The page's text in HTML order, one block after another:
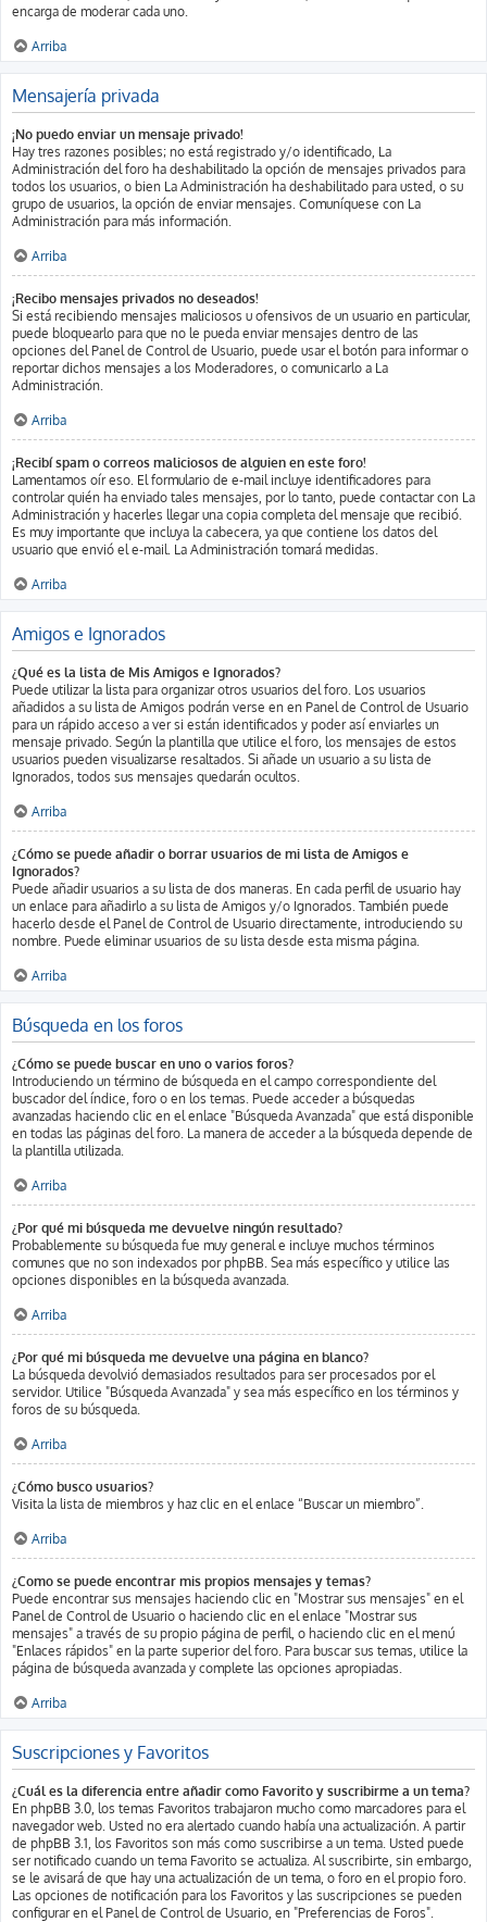
encarga de moderar cada uno.
Arriba
Mensajería privada
¡No puedo enviar un mensaje privado!
Hay tres razones posibles; no está registrado y/o identificado, La
Administración del foro ha deshabilitado la opción de mensajes privados para
todos los usuarios, o bien La Administración ha deshabilitado para usted, o su
grupo de usuarios, la opción de enviar mensajes. Comuníquese con La
Administración para más información.
Arriba
¡Recibo mensajes privados no deseados!
Si está recibiendo mensajes maliciosos u ofensivos de un usuario en particular,
puede bloquearlo para que no le pueda enviar mensajes dentro de las
opciones del Panel de Control de Usuario, puede usar el botón para informar o
reportar dichos mensajes a los Moderadores, o comunicarlo a La
Administración.
Arriba
¡Recibí spam o correos maliciosos de alguien en este foro!
Lamentamos oír eso. El formulario de e-mail incluye identificadores para
controlar quién ha enviado tales mensajes, por lo tanto, puede contactar con La
Administración y hacerles llegar una copia completa del mensaje que recibió.
Es muy importante que incluya la cabecera, ya que contiene los datos del
usuario que envió el e-mail. La Administración tomará medidas.
Arriba
Amigos e Ignorados
¿Qué es la lista de Mis Amigos e Ignorados?
Puede utilizar la lista para organizar otros usuarios del foro. Los usuarios
añadidos a su lista de Amigos podrán verse en en Panel de Control de Usuario
para un rápido acceso a ver si están identificados y poder así enviarles un
mensaje privado. Según la plantilla que utilice el foro, los mensajes de estos
usuarios pueden visualizarse resaltados. Si añade un usuario a su lista de
Ignorados, todos sus mensajes quedarán ocultos.
Arriba
¿Cómo se puede añadir o borrar usuarios de mi lista de Amigos e
Ignorados?
Puede añadir usuarios a su lista de dos maneras. En cada perfil de usuario hay
un enlace para añadirlo a su lista de Amigos y/o Ignorados. También puede
hacerlo desde el Panel de Control de Usuario directamente, introduciendo su
nombre. Puede eliminar usuarios de su lista desde esta misma página.
Arriba
Búsqueda en los foros
¿Cómo se puede buscar en uno o varios foros?
Introduciendo un término de búsqueda en el campo correspondiente del
buscador del índice, foro o en los temas. Puede acceder a búsquedas
avanzadas haciendo clic en el enlace "Búsqueda Avanzada" que está disponible
en todas las páginas del foro. La manera de acceder a la búsqueda depende de
la plantilla utilizada.
Arriba
¿Por qué mi búsqueda me devuelve ningún resultado?
Probablemente su búsqueda fue muy general e incluye muchos términos
comunes que no son indexados por phpBB. Sea más específico y utilice las
opciones disponibles en la búsqueda avanzada.
Arriba
¿Por qué mi búsqueda me devuelve una página en blanco?
La búsqueda devolvió demasiados resultados para ser procesados por el
servidor. Utilice "Búsqueda Avanzada" y sea más específico en los términos y
foros de su búsqueda.
Arriba
¿Cómo busco usuarios?
Visita la lista de miembros y haz clic en el enlace “Buscar un miembro”.
Arriba
¿Como se puede encontrar mis propios mensajes y temas?
Puede encontrar sus mensajes haciendo clic en "Mostrar sus mensajes" en el
Panel de Control de Usuario o haciendo clic en el enlace "Mostrar sus
mensajes" a través de su propio página de perfil, o haciendo clic en el menú
"Enlaces rápidos" en la parte superior del foro. Para buscar sus temas, utilice la
página de búsqueda avanzada y complete las opciones apropiadas.
Arriba
Suscripciones y Favoritos
¿Cuál es la diferencia entre añadir como Favorito y suscribirme a un tema?
En phpBB 3.0, los temas Favoritos trabajaron mucho como marcadores para el
navegador web. Usted no era alertado cuando había una actualización. A partir
de phpBB 3.1, los Favoritos son más como suscribirse a un tema. Usted puede
ser notificado cuando un tema Favorito se actualiza. Al suscribirte, sin embargo,
se le avisará de que hay una actualización de un tema, o foro en el propio foro.
Las opciones de notificación para los Favoritos y las suscripciones se pueden
configurar en el Panel de Control de Usuario, en "Preferencias de Foros".